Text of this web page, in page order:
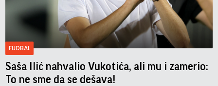
FUDBAL
Saša Ilić nahvalio Vukotića, ali mu i zamerio:
To ne sme da se dešava!